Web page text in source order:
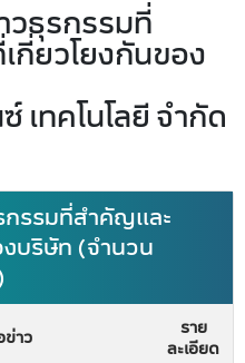
วธุรกรรมที่
กี่ยวโยงกันของ
เทคโนโลยี จำกัด
กรรมที่สำคัญและ
บริษัท (จำนวน
าว
ราย
ละเอียด